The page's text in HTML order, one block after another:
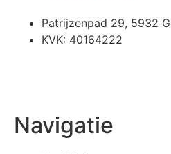
Patrijzenpad 29, 5932
KVK: 40164222
Navigatie